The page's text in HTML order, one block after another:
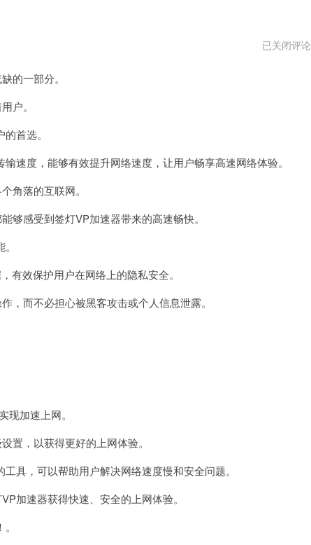
神
已关闭评论
的一部分。
户。
首选。
度，能够有效提升网络速度，让用户畅享高速网络体验。
角落的互联网。
感受到签灯VP加速器带来的高速畅快。
效保护用户在网络上的隐私安全。
而不必担心被黑客攻击或个人信息泄露。
加速上网。
，以获得更好的上网体验。
，可以帮助用户解决网络速度慢和安全问题。
加速器获得快速、安全的上网体验。